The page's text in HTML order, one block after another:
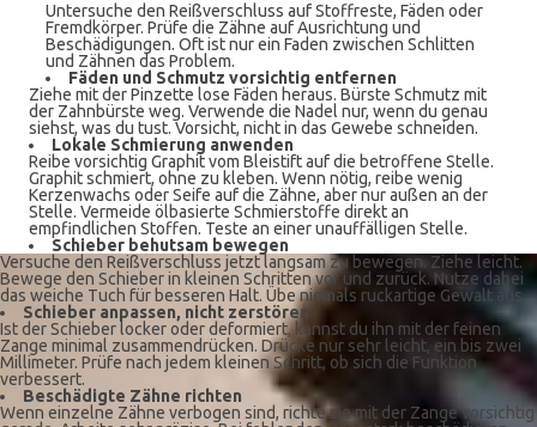
Untersuche den Reißverschluss auf Stoffreste, Fäden oder
Fremdkörper. Prüfe die Zähne auf Ausrichtung und
Beschädigungen. Oft ist nur ein Faden zwischen Schlitten
und Zähnen das Problem.
Fäden und Schmutz vorsichtig entfernen
Ziehe mit der Pinzette lose Fäden heraus. Bürste Schmutz mit
der Zahnbürste weg. Verwende die Nadel nur, wenn du genau
siehst, was du tust. Vorsicht, nicht in das Gewebe schneiden.
Lokale Schmierung anwenden
Reibe vorsichtig Graphit vom Bleistift auf die betroffene Stelle.
Graphit schmiert, ohne zu kleben. Wenn nötig, reibe wenig
Kerzenwachs oder Seife auf die Zähne, aber nur außen an der
Stelle. Vermeide ölbasierte Schmierstoffe direkt an
empfindlichen Stoffen. Teste an einer unauffälligen Stelle.
Schieber behutsam bewegen
Versuche den Reißverschluss jetzt langsam zu bewegen. Ziehe leicht.
Bewege den Schieber in kleinen Schritten vor und zurück. Nutze dabei
das weiche Tuch für besseren Halt. Übe niemals ruckartige Gewalt aus.
Schieber anpassen, nicht zerstören
Ist der Schieber locker oder deformiert, kannst du ihn mit der feinen
Zange minimal zusammendrücken. Drücke nur sehr leicht, ein bis zwei
Millimeter. Prüfe nach jedem kleinen Schritt, ob sich die Funktion
verbessert.
Beschädigte Zähne richten
Wenn einzelne Zähne verbogen sind, richte sie mit der Zange vorsichtig